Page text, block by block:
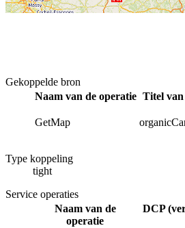
Gekoppelde bron
Naam van de operatie Titel van
GetMap
Type koppeling
tight
Service operaties
Naam van de
operatie
DCP